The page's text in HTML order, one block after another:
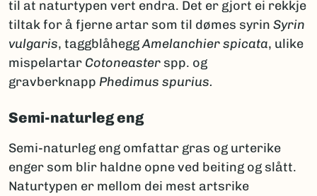
til at naturtypen vert endra. Det er gjort ei rekkje
tiltak for å fjerne artar som til dømes syrin Syrin
vulgaris, taggblåheggAmelanchier spicata, ulike
mispelartar Cotoneaster spp. og
gravberknapp Phedimus spurius.
Semi-naturleg eng
Semi-naturleg eng omfattar gras og urterike
enger som blir haldne opne ved beiting og slått.
Naturtypen er mellom dei mest artsrike